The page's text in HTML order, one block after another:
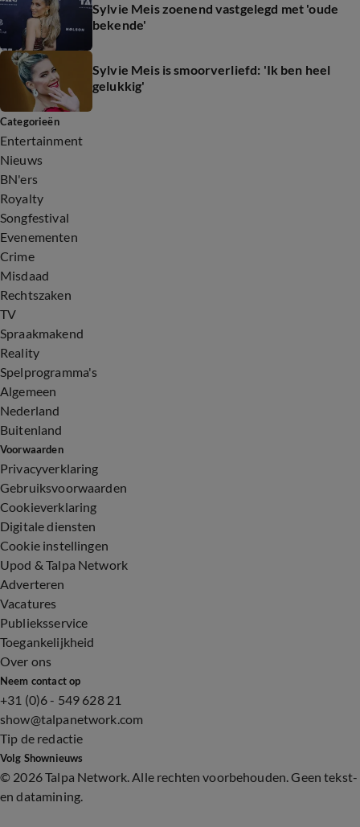
Sylvie Meis zoenend vastgelegd met 'oude
bekende'
Sylvie Meis is smoorverliefd: 'Ik ben heel
gelukkig'
Categorieën
Entertainment
Nieuws
BN'ers
Royalty
Songfestival
Evenementen
Crime
Misdaad
Rechtszaken
TV
Spraakmakend
Reality
Spelprogramma's
Algemeen
Nederland
Buitenland
Voorwaarden
Privacyverklaring
Gebruiksvoorwaarden
Cookieverklaring
Digitale diensten
Cookie instellingen
Upod & Talpa Network
Adverteren
Vacatures
Publieksservice
Toegankelijkheid
Over ons
Neem contact op
+31 (0)6 - 549 628 21
show@talpanetwork.com
Tip de redactie
Volg Shownieuws
© 2026 Talpa Network. Alle rechten voorbehouden. Geen tekst-
en datamining.